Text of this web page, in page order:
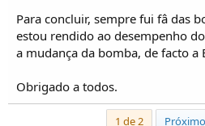
Para concluir, sempre fui fâ das
estou rendido ao desempenho
a mudança da bomba, de facto a
Obrigado a todos.
1 de 2 Próximo